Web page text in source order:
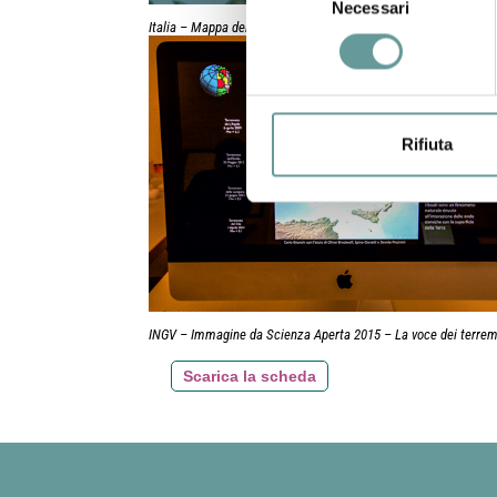
del
consenso
Necessari
Rifiuta
Italia – Mappa della sismicità
INGV – Immagine da Scienza Aperta 2015 – La voce dei
Scarica la scheda